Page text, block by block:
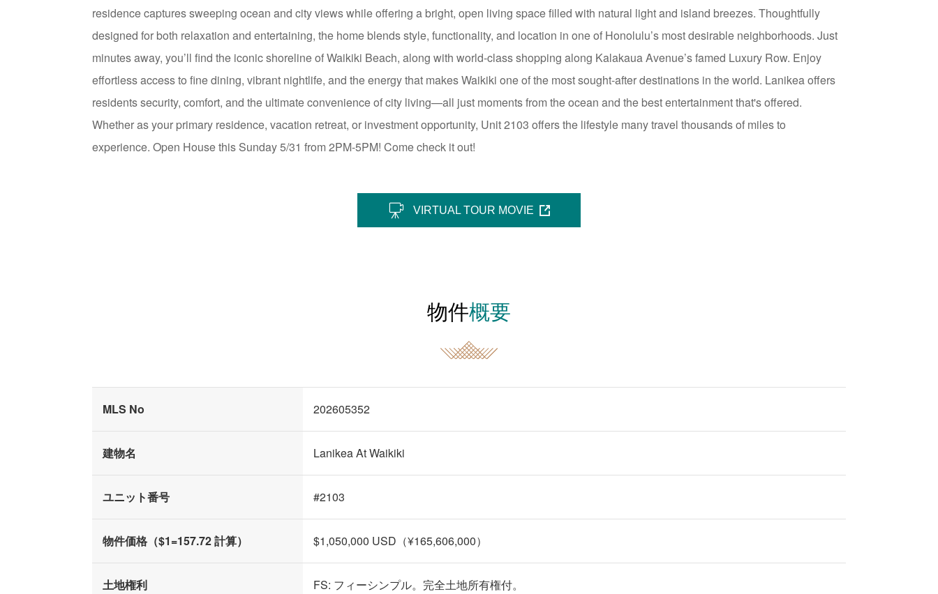
residence captures sweeping ocean and city views while offering a bright, open living space filled with natural light and island breezes. Thoughtfully
designed for both relaxation and entertaining, the home blends style, functionality, and location in one of Honolulu’s most desirable neighborhoods. Just
minutes away, you’ll find the iconic shoreline of Waikiki Beach, along with world-class shopping along Kalakaua Avenue’s famed Luxury Row. Enjoy
effortless access to fine dining, vibrant nightlife, and the energy that makes Waikiki one of the most sought-after destinations in the world. Lanikea offers
residents security, comfort, and the ultimate convenience of city living—all just moments from the ocean and the best entertainment that's offered.
Whether as your primary residence, vacation retreat, or investment opportunity, Unit 2103 offers the lifestyle many travel thousands of miles to
experience. Open House this Sunday 5/31 from 2PM-5PM! Come check it out!
VIRTUAL TOUR MOVIE
物件概要
MLS No 202605352
建物名 Lanikea At Waikiki
ユニット番号 #2103
物件価格（$1=157.72 計算） $1,050,000 USD（¥165,606,000）
土地権利 FS: フィーシンプル。完全土地所有権付。